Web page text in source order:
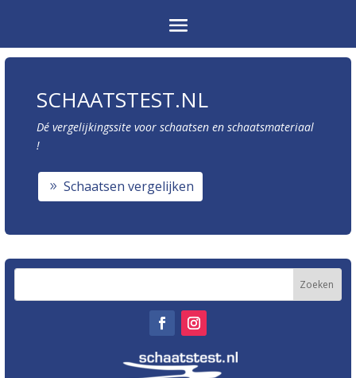
SCHAATSTEST.NL
Dé vergelijkingssite voor schaatsen en schaatsmateriaal
!
Schaatsen vergelijken